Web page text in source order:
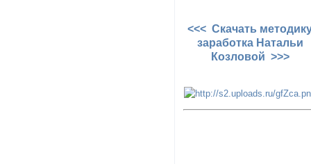
<<< Скачать
заработка Натальи
Козловой >>>